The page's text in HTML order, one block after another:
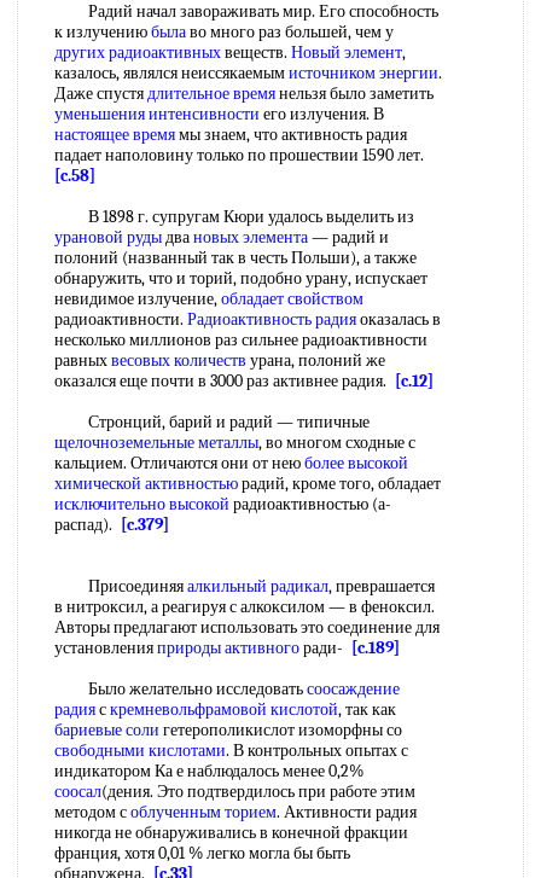
Радий начал завораживать мир. Его способность
к излучениюбылаво много раз большей, чем у
других радиоактивныхвеществ. Новый элемент,
казалось, являлся неиссякаемымисточником энергии.
Даже спустядлительное времянельзя было заметить
уменьшения интенсивности его излучения. В
настоящее времямы знаем, что активность радия
падает наполовину только по прошествии 1590 лет.
[c.58]
В 1898 г. супругам Кюри удалось выделить из
урановой рудыдвановых элемента— радий и
полоний (названный так в честь Польши), а также
обнаружить, что и торий, подобно урану, испускает
невидимое излучение,обладает свойством
радиоактивности. Радиоактивность радияоказалась в
несколько миллионов раз сильнее радиоактивности
равныхвесовых количеств урана, полоний же
оказался еще почти в 3000 раз активнее радия.
[c.12]
Стронций, барий и радий — типичные
щелочноземельные металлы, во многом сходные с
кальцием. Отличаются они от неюболее высокой
химической активностьюрадий, кроме того, обладает
исключительно высокой радиоактивностью (а-
распад).
[c.379]
Присоединяяалкильный радикал, преврашается
в нитроксил, а реагируя с алкоксилом — в феноксил.
Авторы предлагают использовать это соединение для
установленияприроды активногоради-
[c.189]
Было желательно исследоватьсоосаждение
радияскремневольфрамовой кислотой, так как
бариевые соли гетерополикислот изоморфны со
свободными кислотами. В контрольных опытах с
индикатором Ка е наблюдалось менее 0,2%
соосал(дения. Это подтвердилось при работе этим
методом соблученным торием. Активности радия
никогда не обнаруживались в конечной фракции
франция, хотя 0,01 % легко могла бы быть
обнаружена.
[c.33]